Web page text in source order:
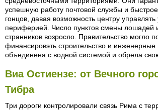
успешную работу почтовой службы и
гонцов, давая возможность центру
периферией. Число пунктов смены лошадей
странников возросло. Правительство могло
финансировэть строительство и
объединена с водной системой и обрела
Виа Остиензе: от Вечного
Тибра
Три дороги контролировали связь Рима с